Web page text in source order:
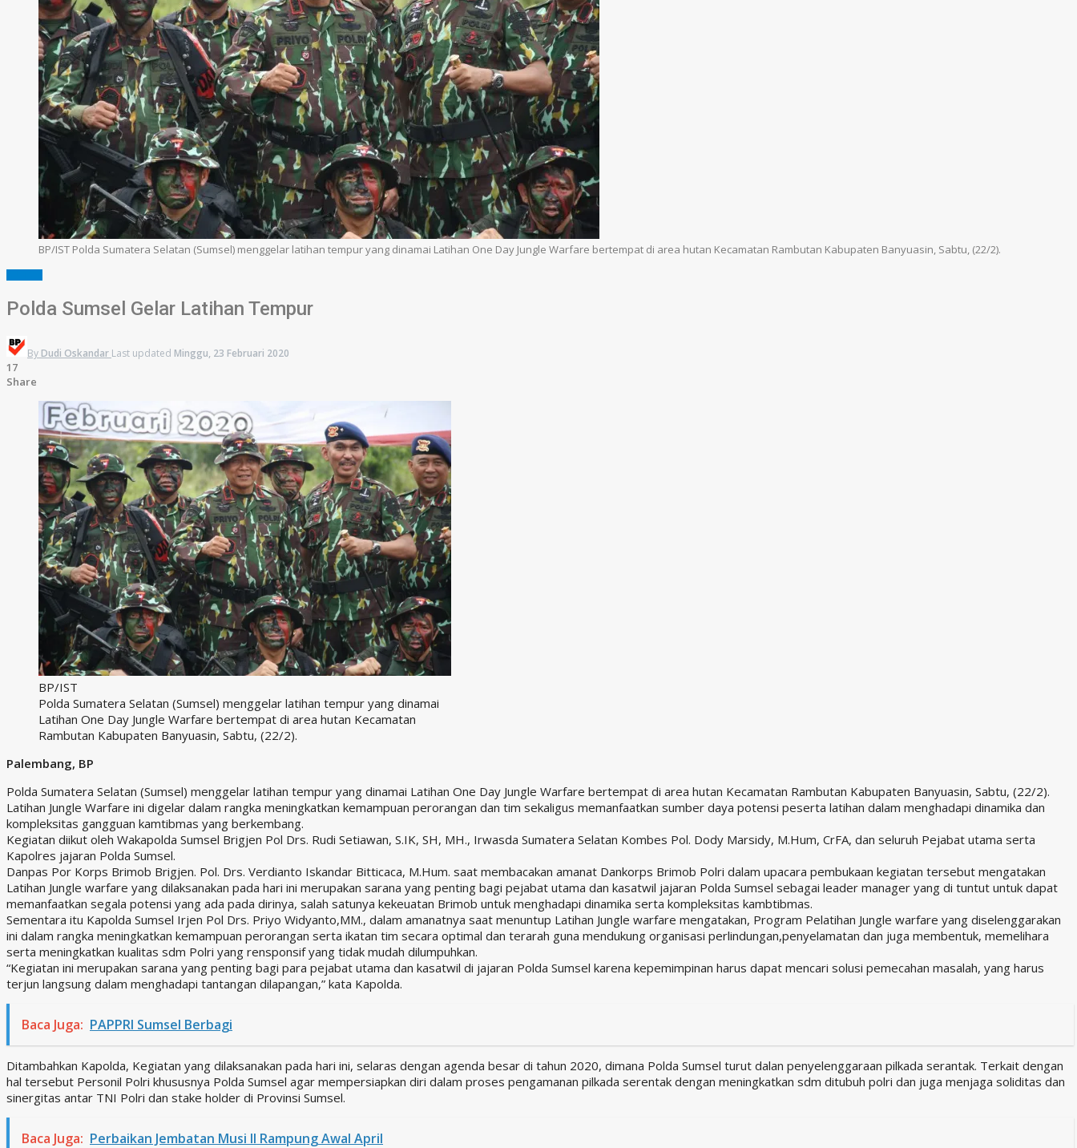
BP/IST Polda Sumatera Selatan (Sumsel) menggelar latihan tempur yang dinamai Latihan One Day Jungle Warfare bertempat di area hutan Kecamatan Rambutan Kabupaten Banyuasin, Sabtu, (22/2).
Polda Sumsel Gelar Latihan Tempur
By Dudi Oskandar Last updated Minggu, 23 Februari 2020
17
Share
BP/IST
Polda Sumatera Selatan (Sumsel) menggelar latihan tempur yang dinamai
Latihan One Day Jungle Warfare bertempat di area hutan Kecamatan
Rambutan Kabupaten Banyuasin, Sabtu, (22/2).
Palembang, BP
Polda Sumatera Selatan (Sumsel) menggelar latihan tempur yang dinamai Latihan One Day Jungle Warfare bertempat di area hutan Kecamatan Rambutan Kabupaten Banyuasin, Sabtu, (22/2).
Latihan Jungle Warfare ini digelar dalam rangka meningkatkan kemampuan perorangan dan tim sekaligus memanfaatkan sumber daya potensi peserta latihan dalam menghadapi dinamika dan
kompleksitas gangguan kamtibmas yang berkembang.
Kegiatan diikut oleh Wakapolda Sumsel Brigjen Pol Drs. Rudi Setiawan, S.IK, SH, MH., Irwasda Sumatera Selatan Kombes Pol. Dody Marsidy, M.Hum, CrFA, dan seluruh Pejabat utama serta
Kapolres jajaran Polda Sumsel.
Danpas Por Korps Brimob Brigjen. Pol. Drs. Verdianto Iskandar Bitticaca, M.Hum. saat membacakan amanat Dankorps Brimob Polri dalam upacara pembukaan kegiatan tersebut mengatakan
Latihan Jungle warfare yang dilaksanakan pada hari ini merupakan sarana yang penting bagi pejabat utama dan kasatwil jajaran Polda Sumsel sebagai leader manager yang di tuntut untuk dapat
memanfaatkan segala potensi yang ada pada dirinya, salah satunya kekeuatan Brimob untuk menghadapi dinamika serta kompleksitas kambtibmas.
Sementara itu Kapolda Sumsel Irjen Pol Drs. Priyo Widyanto,MM., dalam amanatnya saat menuntup Latihan Jungle warfare mengatakan, Program Pelatihan Jungle warfare yang diselenggarakan
ini dalam rangka meningkatkan kemampuan perorangan serta ikatan tim secara optimal dan terarah guna mendukung organisasi perlindungan,penyelamatan dan juga membentuk, memelihara
serta meningkatkan kualitas sdm Polri yang rensponsif yang tidak mudah dilumpuhkan.
“Kegiatan ini merupakan sarana yang penting bagi para pejabat utama dan kasatwil di jajaran Polda Sumsel karena kepemimpinan harus dapat mencari solusi pemecahan masalah, yang harus
terjun langsung dalam menghadapi tantangan dilapangan,” kata Kapolda.
Baca Juga: PAPPRI Sumsel Berbagi
Ditambahkan Kapolda, Kegiatan yang dilaksanakan pada hari ini, selaras dengan agenda besar di tahun 2020, dimana Polda Sumsel turut dalan penyelenggaraan pilkada serantak. Terkait dengan
hal tersebut Personil Polri khususnya Polda Sumsel agar mempersiapkan diri dalam proses pengamanan pilkada serentak dengan meningkatkan sdm ditubuh polri dan juga menjaga soliditas dan
sinergitas antar TNI Polri dan stake holder di Provinsi Sumsel.
Baca Juga: Perbaikan Jembatan Musi II Rampung Awal April